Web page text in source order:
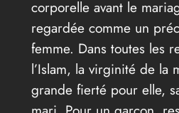
corporelle avant le
regardée comme un
femme. Dans toutes les
l’Islam, la virginité de la
grande fierté pour elle,